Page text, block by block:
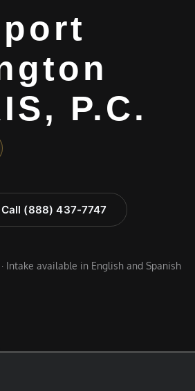
P.C.
Call (888) 437-7747
Intake available in English and Spanish